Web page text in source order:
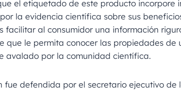
el etiquetado de este producto incorpore
la evidencia científica sobre sus
facilitar al consumidor una información
que le permita conocer las propiedades de
avalado por la comunidad científica.
fue defendida por el secretario ejecutivo de